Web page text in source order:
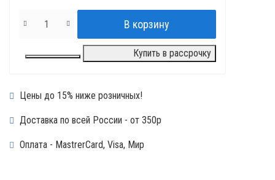
Купить в рассрочку
Цены до 15% ниже розничных!
Доставка по всей России - от 350р
Оплата - MastrerCard, Visa, Мир